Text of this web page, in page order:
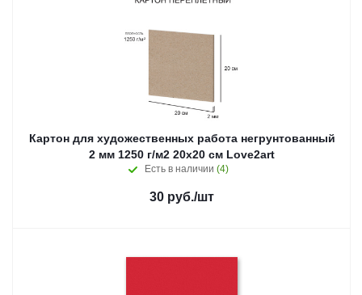
Картон для художественных работа негрунтованный
2 мм 1250 г/м2 20x20 см Love2art
Есть в наличии (4)
30 руб./шт